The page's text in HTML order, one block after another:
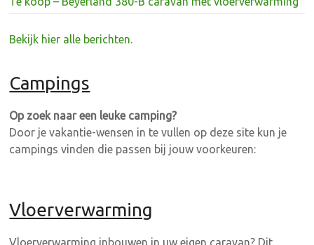
Bekijk hier alle berichten.
Campings
Op zoek naar een leuke camping?
Door je vakantie-wensen in te vullen op deze site kun je
campings vinden die passen bij jouw voorkeuren:
Vloerverwarming
Vloerverwarming inbouwen in uw eigen caravan? Dit